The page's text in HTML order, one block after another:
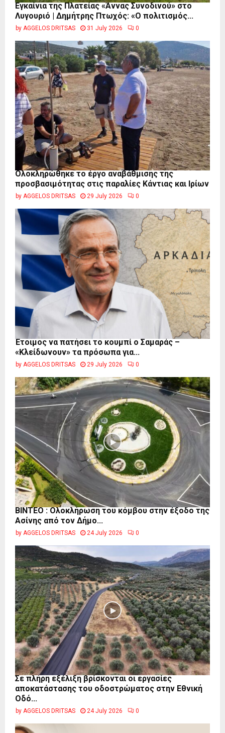
Εγκαίνια της Πλατείας «Άννας Συνοδινού» στο
Λυγουριό | Δημήτρης Πτωχός: «Ο πολιτισμός...
by AGGELOS DRITSAS 31 July 2026 0
Ολοκληρώθηκε το έργο αναβάθμισης της
προσβασιμότητας στις παραλίες Κάντιας και Ιρίων
by AGGELOS DRITSAS 29 July 2026 0
Έτοιμος να πατήσει το κουμπί ο Σαμαράς –
«Κλείδωνουν» τα πρόσωπα για...
by AGGELOS DRITSAS 29 July 2026 0
ΒΙΝΤΕΟ : Ολοκλήρωση του κόμβου στην έξοδο της
Ασίνης από τον Δήμο...
by AGGELOS DRITSAS 24 July 2026 0
Σε πλήρη εξέλιξη βρίσκονται οι εργασίες
αποκατάστασης του οδοστρώματος στην Εθνική
Οδό...
by AGGELOS DRITSAS 24 July 2026 0